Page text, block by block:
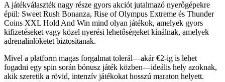
A játékválaszték nagy része gyors akciót jutalmazó nyerőgépekre
épül: Sweet Rush Bonanza, Rise of Olympus Extreme és Thunder
Coins XXL Hold And Win mind olyan játékok, amelyek gyors
kifizetéseket vagy közel nyerési lehetőségeket kínálnak, amelyek
adrenalinlöketet biztosítanak.
Mivel a platform magas forgalmat tolerál—akár €2-ig is lehet
fogadni egy spin során bónusz játék közben—ideális hely azoknak,
akik szeretik a rövid, intenzív játékokat hosszú maraton helyett.